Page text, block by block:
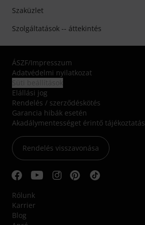
Szaküzlet
Szolgáltatások -- áttekintés
ÁSZF/Impresszum
Adatvédelmi nyilatkozat
Elállási jog
Rendelés / szerződéskötés
Garancia hibák esetén
Akadálymentességet érintő tájékoztatás
Rendelés visszavonása
Rólunk
Karrier
Blog